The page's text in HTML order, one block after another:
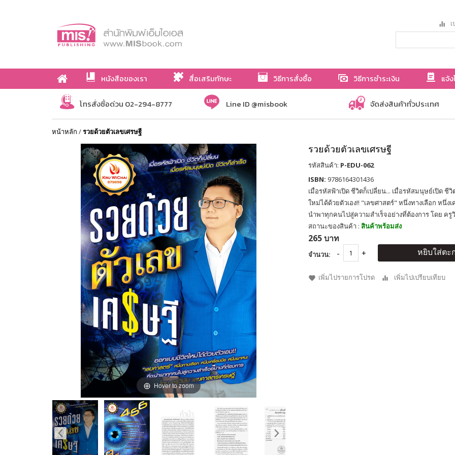
หนังสือของเรา สื่อเสริมทักษะ วิธีการสั่งซื้อ วิธีการชำระเงิน แจ้
เกี่ยวกับเรา
โทรสั่งซื้อด่วน 02-294-8777 Line ID @misbook จัดส่งสินค้าทั่วประเทศ
หน้าหลัก /รวยด้วยตัวเลขเศรษฐี
Hover to zoom
รวยด้วยตัวเลขเศรษฐี
รหัสสินค้า: P-EDU-062
ISBN: 9786164301436
เมื่อรหัสฟ้าเปิด ชีวิตก็เปลี่ยน... เมื่อรหัสมนุษย์เปิด ชี
ใหม่ได้ด้วยตัวเอง!! "เลขศาสตร์" หนึ่งทางเลือก หนึ่ง
นำพาทุกคนไปสู่ความสำเร็จอย่างที่ต้องการ โดย ครู
สถานะของสินค้า : สินค้าพร้อมส่ง
265 บาท
จำนวน: หยิบใส่ตะ
เพิ่มไปรายการโปรด เพิ่มไปเปรียบเทียบ